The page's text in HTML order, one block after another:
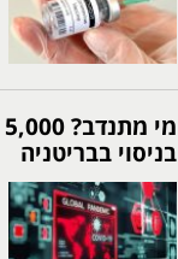
בניסוי בבריטניה